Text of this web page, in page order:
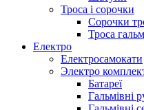
Троса і сорочки
Сорочки
Троса
Електро
Електросамокати
Электро
Батареї
Гальмівні